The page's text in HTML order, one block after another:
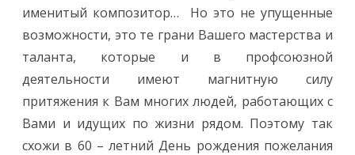
именитый композитор… Но это не упущенные
возможности, это те грани Вашего мастерства и
таланта, которые и в профсоюзной
деятельности имеют магнитную силу
притяжения к Вам многих людей, работающих с
Вами и идущих по жизни рядом. Поэтому так
схожи в 60 – летний День рождения пожелания